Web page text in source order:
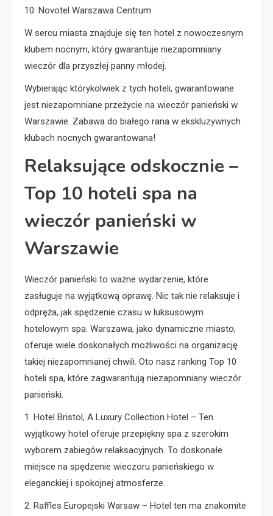
10. Novotel Warszawa Centrum
W sercu miasta znajduje się ten hotel z nowoczesnym
klubem nocnym, który gwarantuje niezapomniany
wieczór dla przyszłej panny młodej.
Wybierając którykolwiek z tych hoteli, gwarantowane
jest niezapomniane przeżycie na wieczór panieński w
Warszawie. Zabawa do białego rana w ekskluzywnych
klubach nocnych gwarantowana!
Relaksujące odskocznie –
Top 10 hoteli spa na
wieczór panieński w
Warszawie
Wieczór panieński to ważne wydarzenie, które
zasługuje na wyjątkową oprawę. Nic tak nie relaksuje i
odpręża, jak spędzenie czasu w luksusowym
hotelowym spa. Warszawa, jako dynamiczne miasto,
oferuje wiele doskonałych możliwości na organizację
takiej niezapomnianej chwili. Oto nasz ranking Top 10
hoteli spa, które zagwarantują niezapomniany wieczór
panieński.
1. Hotel Bristol, A Luxury Collection Hotel – Ten
wyjątkowy hotel oferuje przepiękny spa z szerokim
wyborem zabiegów relaksacyjnych. To doskonałe
miejsce na spędzenie wieczoru panieńskiego w
eleganckiej i spokojnej atmosferze.
2. Raffles Europejski Warsaw – Hotel ten ma znakomite